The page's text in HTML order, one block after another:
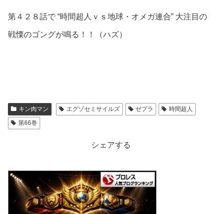
第４２８話で “時間超人ｖｓ地球・オメガ連合” 大注目の
戦慄のゴングが鳴る！！（ハズ）
キン肉マン エグゾセミサイルズ ゼブラ
時間超人
第66巻
シェアする